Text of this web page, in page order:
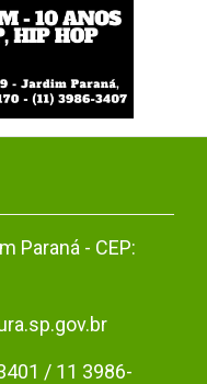
Paraná - CEP:
/ 11 3986-